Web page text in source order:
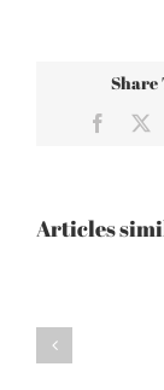
Share
Articles